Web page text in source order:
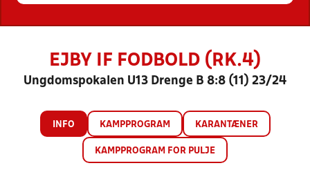
EJBY IF FODBOLD (RK.4)
Ungdomspokalen U13 Drenge B 8:8 (11) 23/24
INFO KAMPPROGRAM KARANTÆNER
KAMPPROGRAM FOR PULJE